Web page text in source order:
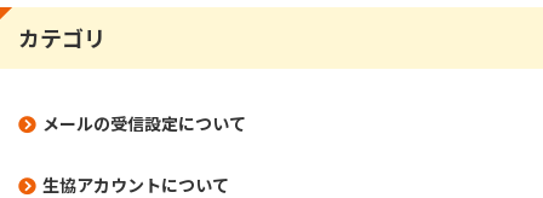
カテゴリ
メールの受信設定について
生協アカウントについて